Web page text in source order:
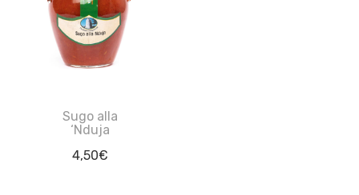
Sugo alla
‘Nduja
4,50€